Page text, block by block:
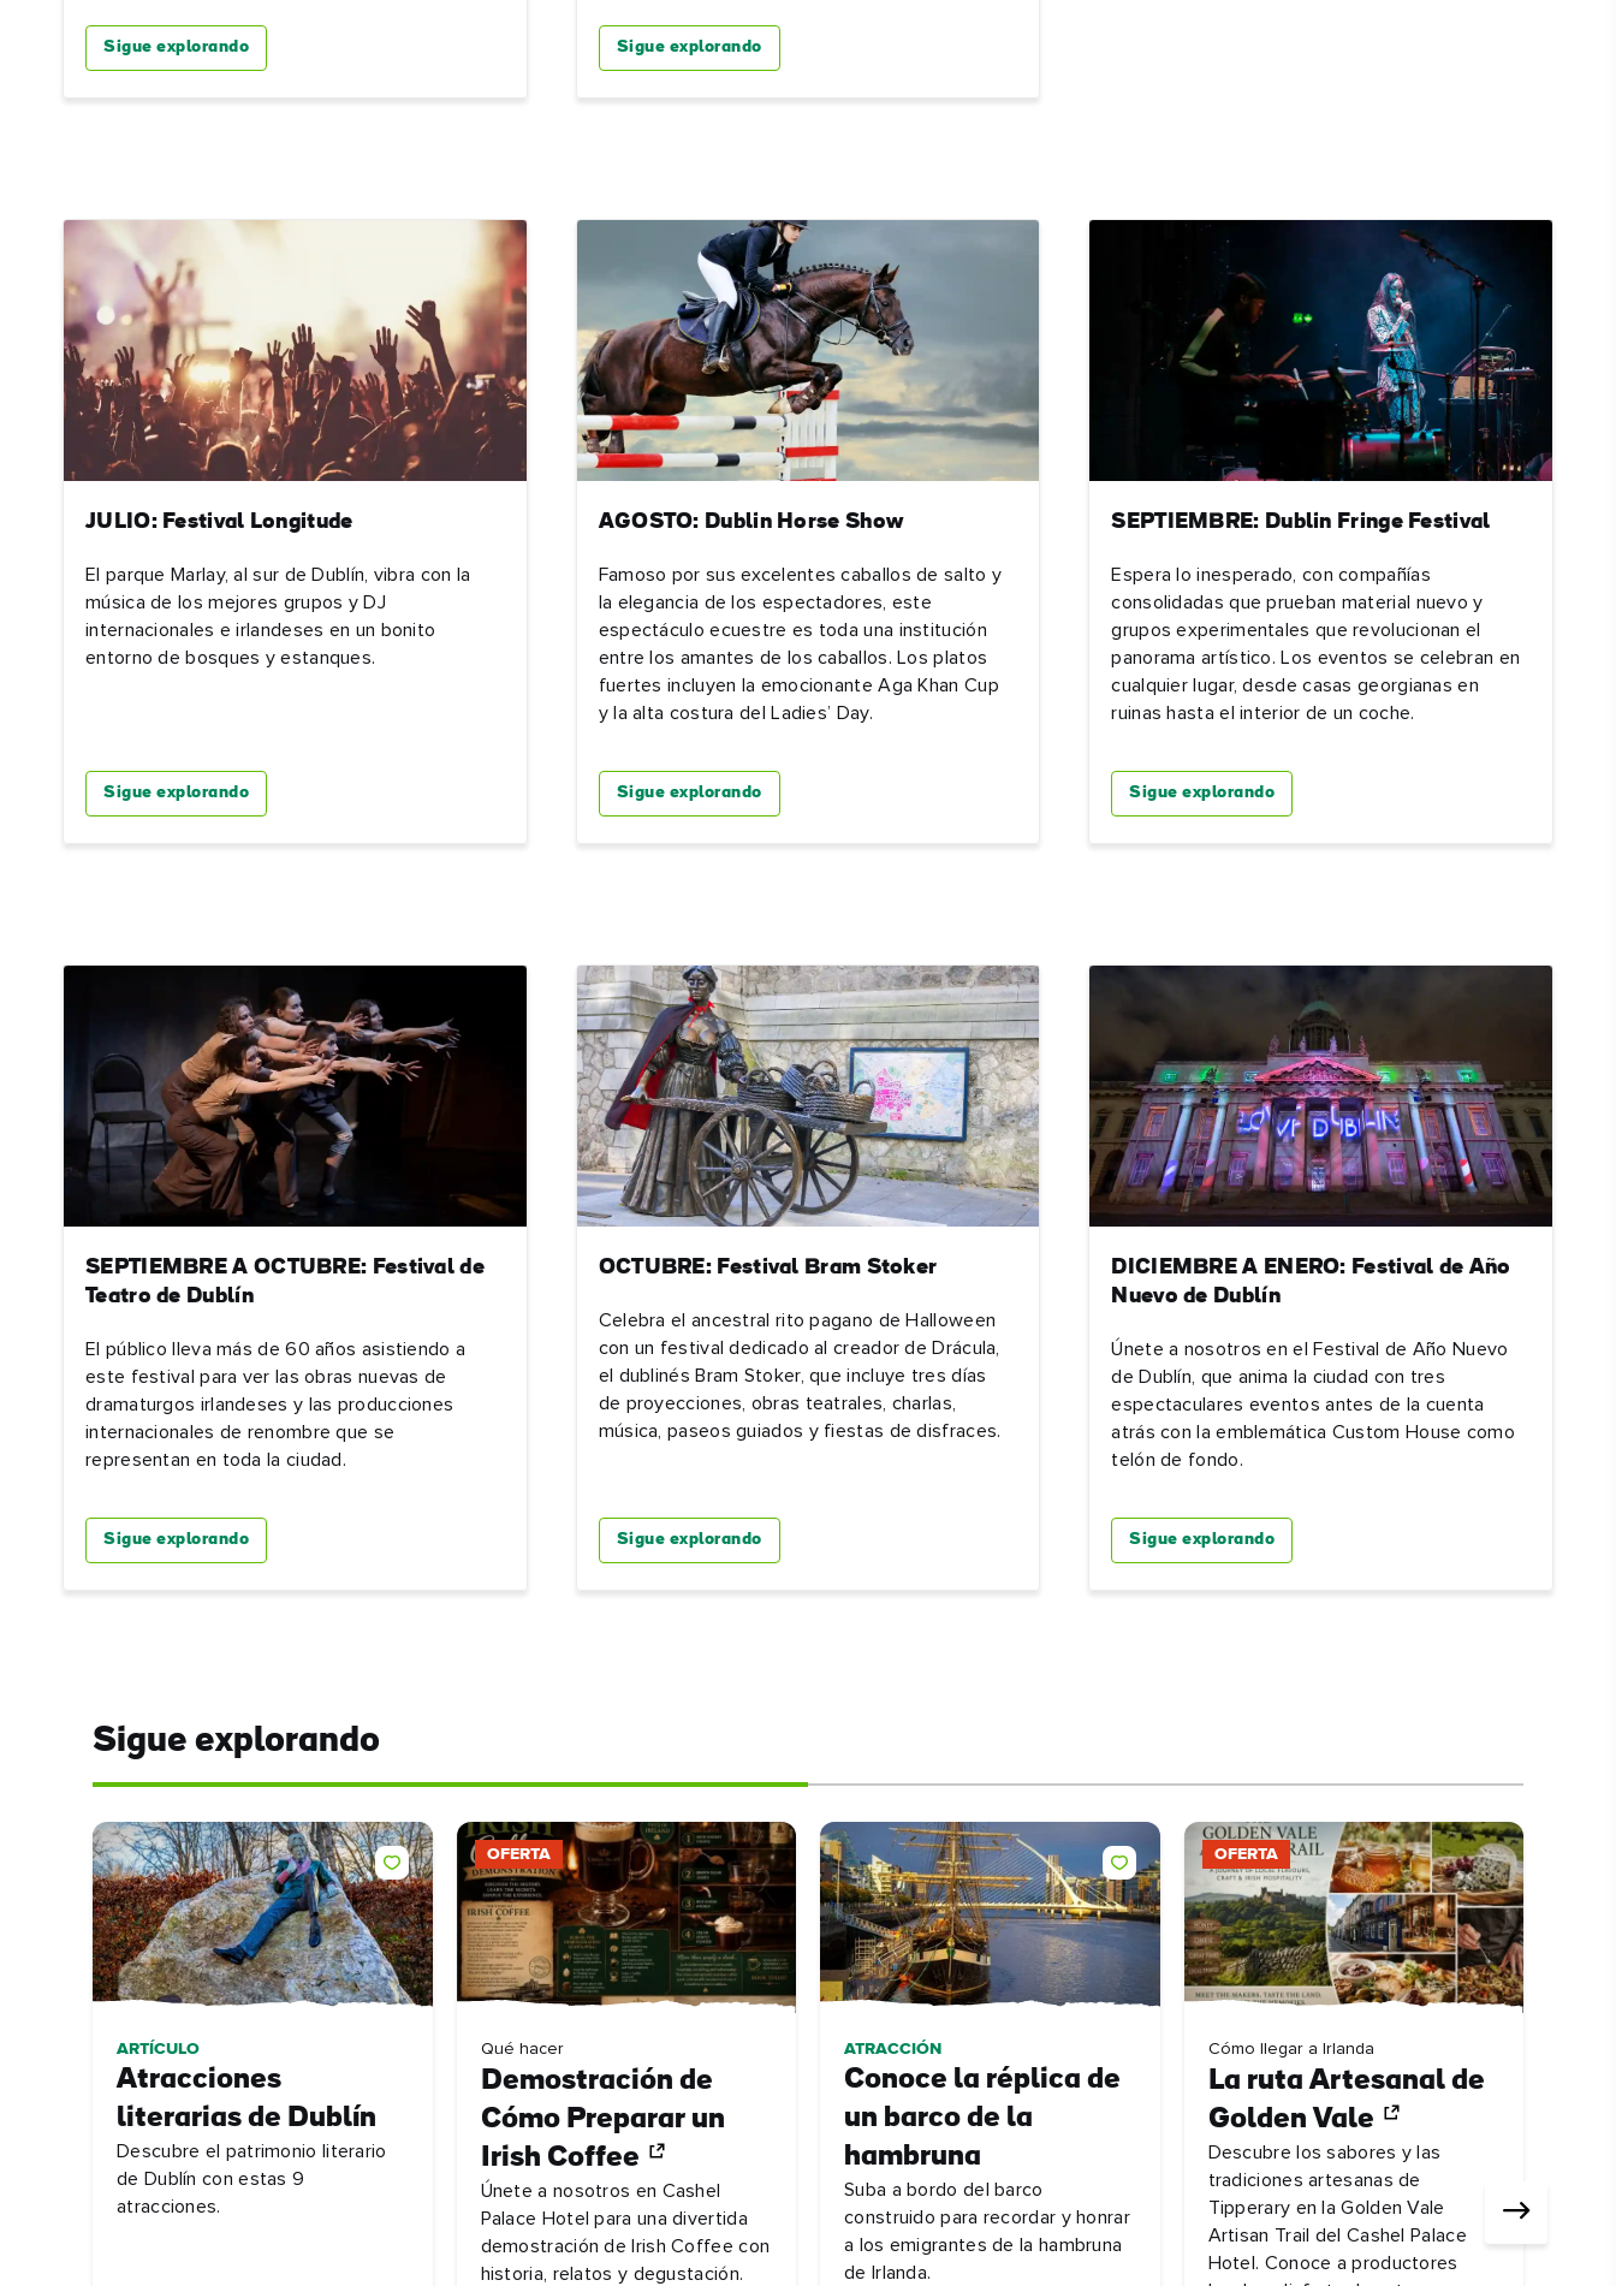
electrónicos. Encontrará más información sobre "Cómo utilizamos sus
datos personales" en nuestrapolítica de privacidad.
¡Suscríbete!
Sigue explorando Sigue explorando
JULIO: Festival Longitude
El parque Marlay, al sur de Dublín, vibra con la
música de los mejores grupos y DJ
internacionales e irlandeses en un bonito
entorno de bosques y estanques.
Sigue explorando
AGOSTO: Dublin Horse Show
Famoso por sus excelentes caballos de salto y
la elegancia de los espectadores, este
espectáculo ecuestre es toda una institución
entre los amantes de los caballos. Los platos
fuertes incluyen la emocionante Aga Khan Cup
y la alta costura del Ladies’ Day.
Sigue explorando
SEPTIEMBRE: Dublin Fringe Festival
Espera lo inesperado, con compañías
consolidadas que prueban material nuevo y
grupos experimentales que revolucionan el
panorama artístico. Los eventos se celebran en
cualquier lugar, desde casas georgianas en
ruinas hasta el interior de un coche.
Sigue explorando
SEPTIEMBRE A OCTUBRE: Festival de
Teatro de Dublín
El público lleva más de 60 años asistiendo a
este festival para ver las obras nuevas de
dramaturgos irlandeses y las producciones
internacionales de renombre que se
representan en toda la ciudad.
Sigue explorando
OCTUBRE: Festival Bram Stoker
Celebra el ancestral rito pagano de Halloween
con un festival dedicado al creador de Drácula,
el dublinés Bram Stoker, que incluye tres días
de proyecciones, obras teatrales, charlas,
música, paseos guiados y fiestas de disfraces.
Sigue explorando
DICIEMBRE A ENERO: Festival de Año
Nuevo de Dublín
Únete a nosotros en el Festival de Año Nuevo
de Dublín, que anima la ciudad con tres
espectaculares eventos antes de la cuenta
atrás con la emblemática Custom House como
telón de fondo.
Sigue explorando
Sigue explorando
ARTÍCULO
Atracciones
literarias de Dublín
Descubre el patrimonio literario
de Dublín con estas 9
atracciones.
OFERTA
Qué hacer
Demostración de
Cómo Preparar un
Irish Coffee
Únete a nosotros en Cashel
Palace Hotel para una divertida
demostración de Irish Coffee con
historia, relatos y degustación.
ATRACCIÓN
Conoce la réplica de
un barco de la
hambruna
Suba a bordo del barco
construido para recordar y honrar
a los emigrantes de la hambruna
de Irlanda.
OFERTA
Cómo llegar a Irlanda
La ruta Artesanal de
Golden Vale
Descubre los sabores y las
tradiciones artesanas de
Tipperary en la Golden Vale
Artisan Trail del Cashel Palace
Hotel. Conoce a productores